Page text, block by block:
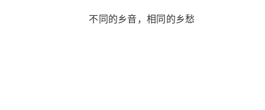
不同的乡音，相同的乡愁